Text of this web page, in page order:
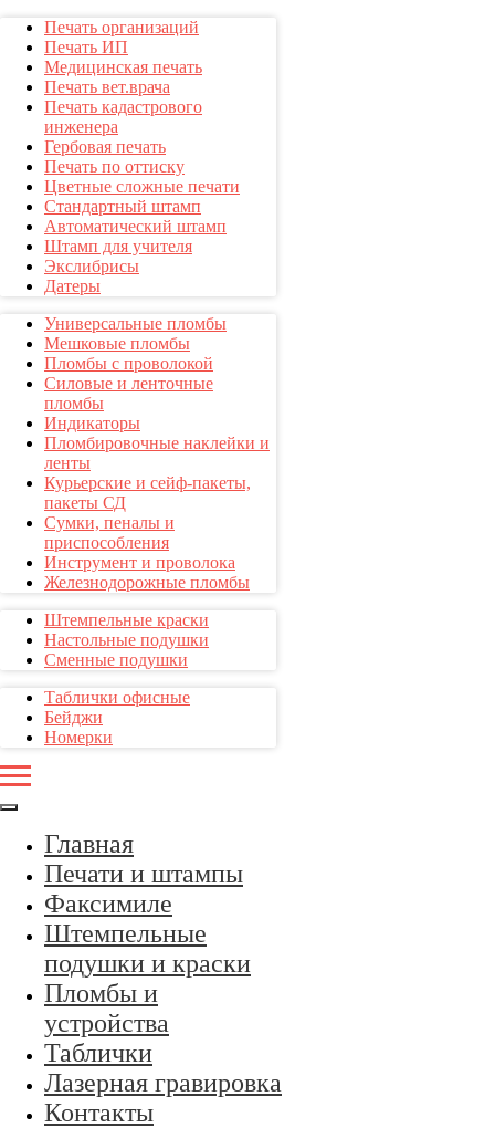
Печать организаций
Печать ИП
Медицинская печать
Печать вет.врача
Печать кадастрового
инженера
Гербовая печать
Печать по оттиску
Цветные сложные печати
Стандартный штамп
Автоматический штамп
Штамп для учителя
Экслибрисы
Датеры
Универсальные пломбы
Мешковые пломбы
Пломбы с проволокой
Силовые и ленточные
пломбы
Индикаторы
Пломбировочные наклейки и
ленты
Курьерские и сейф-пакеты,
пакеты СД
Сумки, пеналы и
приспособления
Инструмент и проволока
Железнодорожные пломбы
Штемпельные краски
Настольные подушки
Сменные подушки
Таблички офисные
Бейджи
Номерки
Главная
Печати и штампы
Факсимиле
Штемпельные
подушки и краски
Пломбы и
устройства
Таблички
Лазерная гравировка
Контакты